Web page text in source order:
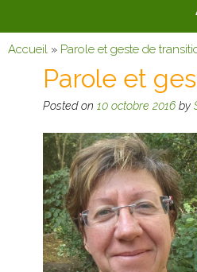
Accueil » Parole et geste de
Parole et
Posted on 10 octobre 2016by